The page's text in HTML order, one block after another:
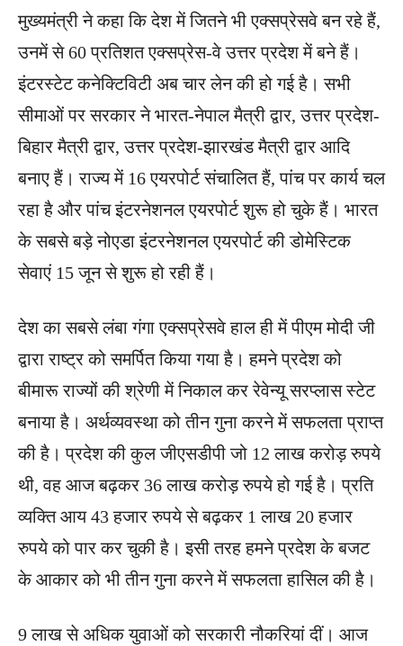
मुख्यमंत्री ने कहा कि देश में जितने भी एक्सप्रेसवे बन रहे हैं,
उनमें से 60 प्रतिशत एक्सप्रेस-वे उत्तर प्रदेश में बने हैं।
इंटरस्टेट कनेक्टिविटी अब चार लेन की हो गई है। सभी
सीमाओं पर सरकार ने भारत-नेपाल मैत्री द्वार, उत्तर प्रदेश-
बिहार मैत्री द्वार, उत्तर प्रदेश-झारखंड मैत्री द्वार आदि
बनाए हैं। राज्य में 16 एयरपोर्ट संचालित हैं, पांच पर कार्य चल
रहा है और पांच इंटरनेशनल एयरपोर्ट शुरू हो चुके हैं। भारत
के सबसे बड़े नोएडा इंटरनेशनल एयरपोर्ट की डोमेस्टिक
सेवाएं 15 जून से शुरू हो रही हैं।
देश का सबसे लंबा गंगा एक्सप्रेसवे हाल ही में पीएम मोदी जी
द्वारा राष्ट्र को समर्पित किया गया है। हमने प्रदेश को
बीमारू राज्यों की श्रेणी में निकाल कर रेवेन्यू सरप्लास स्टेट
बनाया है। अर्थव्यवस्था को तीन गुना करने में सफलता प्राप्त
की है। प्रदेश की कुल जीएसडीपी जो 12 लाख करोड़ रुपये
थी, वह आज बढ़कर 36 लाख करोड़ रुपये हो गई है। प्रति
व्यक्ति आय 43 हजार रुपये से बढ़कर 1 लाख 20 हजार
रुपये को पार कर चुकी है। इसी तरह हमने प्रदेश के बजट
के आकार को भी तीन गुना करने में सफलता हासिल की है।
9 लाख से अधिक युवाओं को सरकारी नौकरियां दीं। आज